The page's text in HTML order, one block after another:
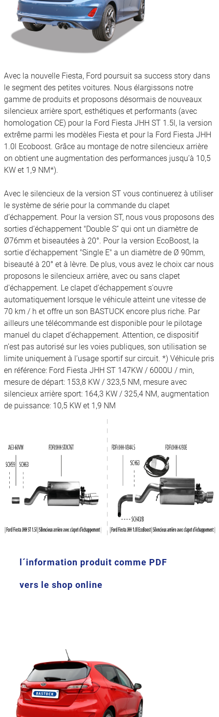
Avec la nouvelle Fiesta, Ford poursuit sa success story dans
le segment des petites voitures. Nous élargissons notre
gamme de produits et proposons désormais de nouveaux
silencieux arrière sport, esthétiques et performants (avec
homologation CE) pour la Ford Fiesta JHH ST 1.5l, la version
extrême parmi les modèles Fiesta et pour la Ford Fiesta JHH
1.0l Ecoboost. Grâce au montage de notre silencieux arrière
on obtient une augmentation des performances jusqu’à 10,5
KW et 1,9 NM*).
Avec le silencieux de la version ST vous continuerez à utiliser
le système de série pour la commande du clapet
d’échappement. Pour la version ST, nous vous proposons des
sorties d’échappement "Double S” qui ont un diamètre de
Ø76mm et biseautées à 20°. Pour la version EcoBoost, la
sortie d'échappement "Single E" a un diamètre de Ø 90mm,
biseauté à 20° et à lèvre. De plus, vous avez le choix car nous
proposons le silencieux arrière, avec ou sans clapet
d'échappement. Le clapet d'échappement s'ouvre
automatiquement lorsque le véhicule atteint une vitesse de
70 km / h et offre un son BASTUCK encore plus riche. Par
ailleurs une télécommande est disponible pour le pilotage
manuel du clapet d’échappement. Attention, ce dispositif
n’est pas autorisé sur les voies publiques, son utilisation se
limite uniquement à l’usage sportif sur circuit. *) Véhicule pris
en référence: Ford Fiesta JHH ST 147KW / 6000U / min,
mesure de départ: 153,8 KW / 323,5 NM, mesure avec
silencieux arrière sport: 164,3 KW / 325,4 NM, augmentation
de puissance: 10,5 KW et 1,9 NM
l´information produit comme PDF
vers le shop online